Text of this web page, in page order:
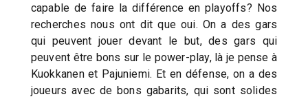
capable de faire la différence en playoffs? Nos
recherches nous ont dit que oui. On a des gars
qui peuvent jouer devant le but, des gars qui
peuvent être bons sur le power-play, là je pense à
Kuokkanen et Pajuniemi. Et en défense, on a des
joueurs avec de bons gabarits, qui sont solides